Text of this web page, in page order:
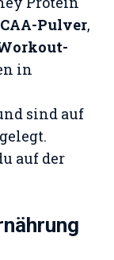
Pulver,
in
sind auf
auf der